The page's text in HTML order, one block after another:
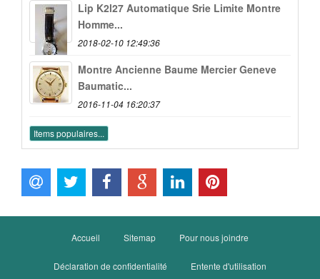
Lip K2l27 Automatique Srie Limite Montre
Homme...
2018-02-10 12:49:36
Montre Ancienne Baume Mercier Geneve
Baumatic...
2016-11-04 16:20:37
Items populaires...
Accueil Sitemap Pour nous joindre
Déclaration de confidentialité Entente d'utilisation